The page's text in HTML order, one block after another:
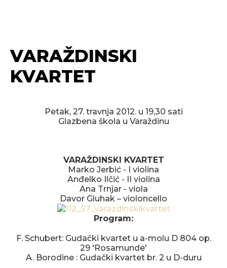
VARAŽDINSKI
KVARTET
Petak, 27. travnja 2012. u 19,30 sati
Glazbena škola u Varaždinu
VARAŽDINSKI KVARTET
Marko Jerbić - I violina
Anđelko Ilčić - II violina
Ana Trnjar - viola
Davor Gluhak – violoncello
Program:
F. Schubert: Gudački kvartet u a-molu D 804 op.
29 'Rosamunde'
A. Borodine : Gudački kvartet br. 2 u D-duru